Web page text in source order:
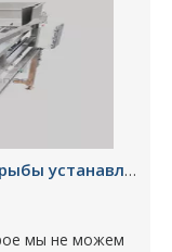
Почему машина для сортировки рыбы устанавливает превосходство над другими?
мы не можем